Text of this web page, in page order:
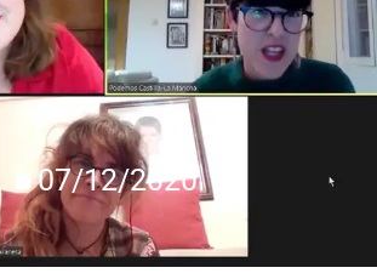
07/12/2020